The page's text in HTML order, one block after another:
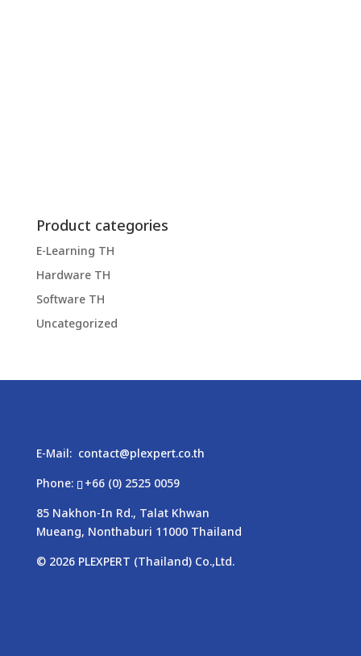
Product categories
E-Learning TH
Hardware TH
Software TH
Uncategorized
E-Mail: contact@plexpert.co.th
Phone:
+66 (0) 2525 0059
85 Nakhon-In Rd., Talat Khwan
Mueang, Nonthaburi 11000 Thailand
© 2026 PLEXPERT (Thailand) Co.,Ltd.